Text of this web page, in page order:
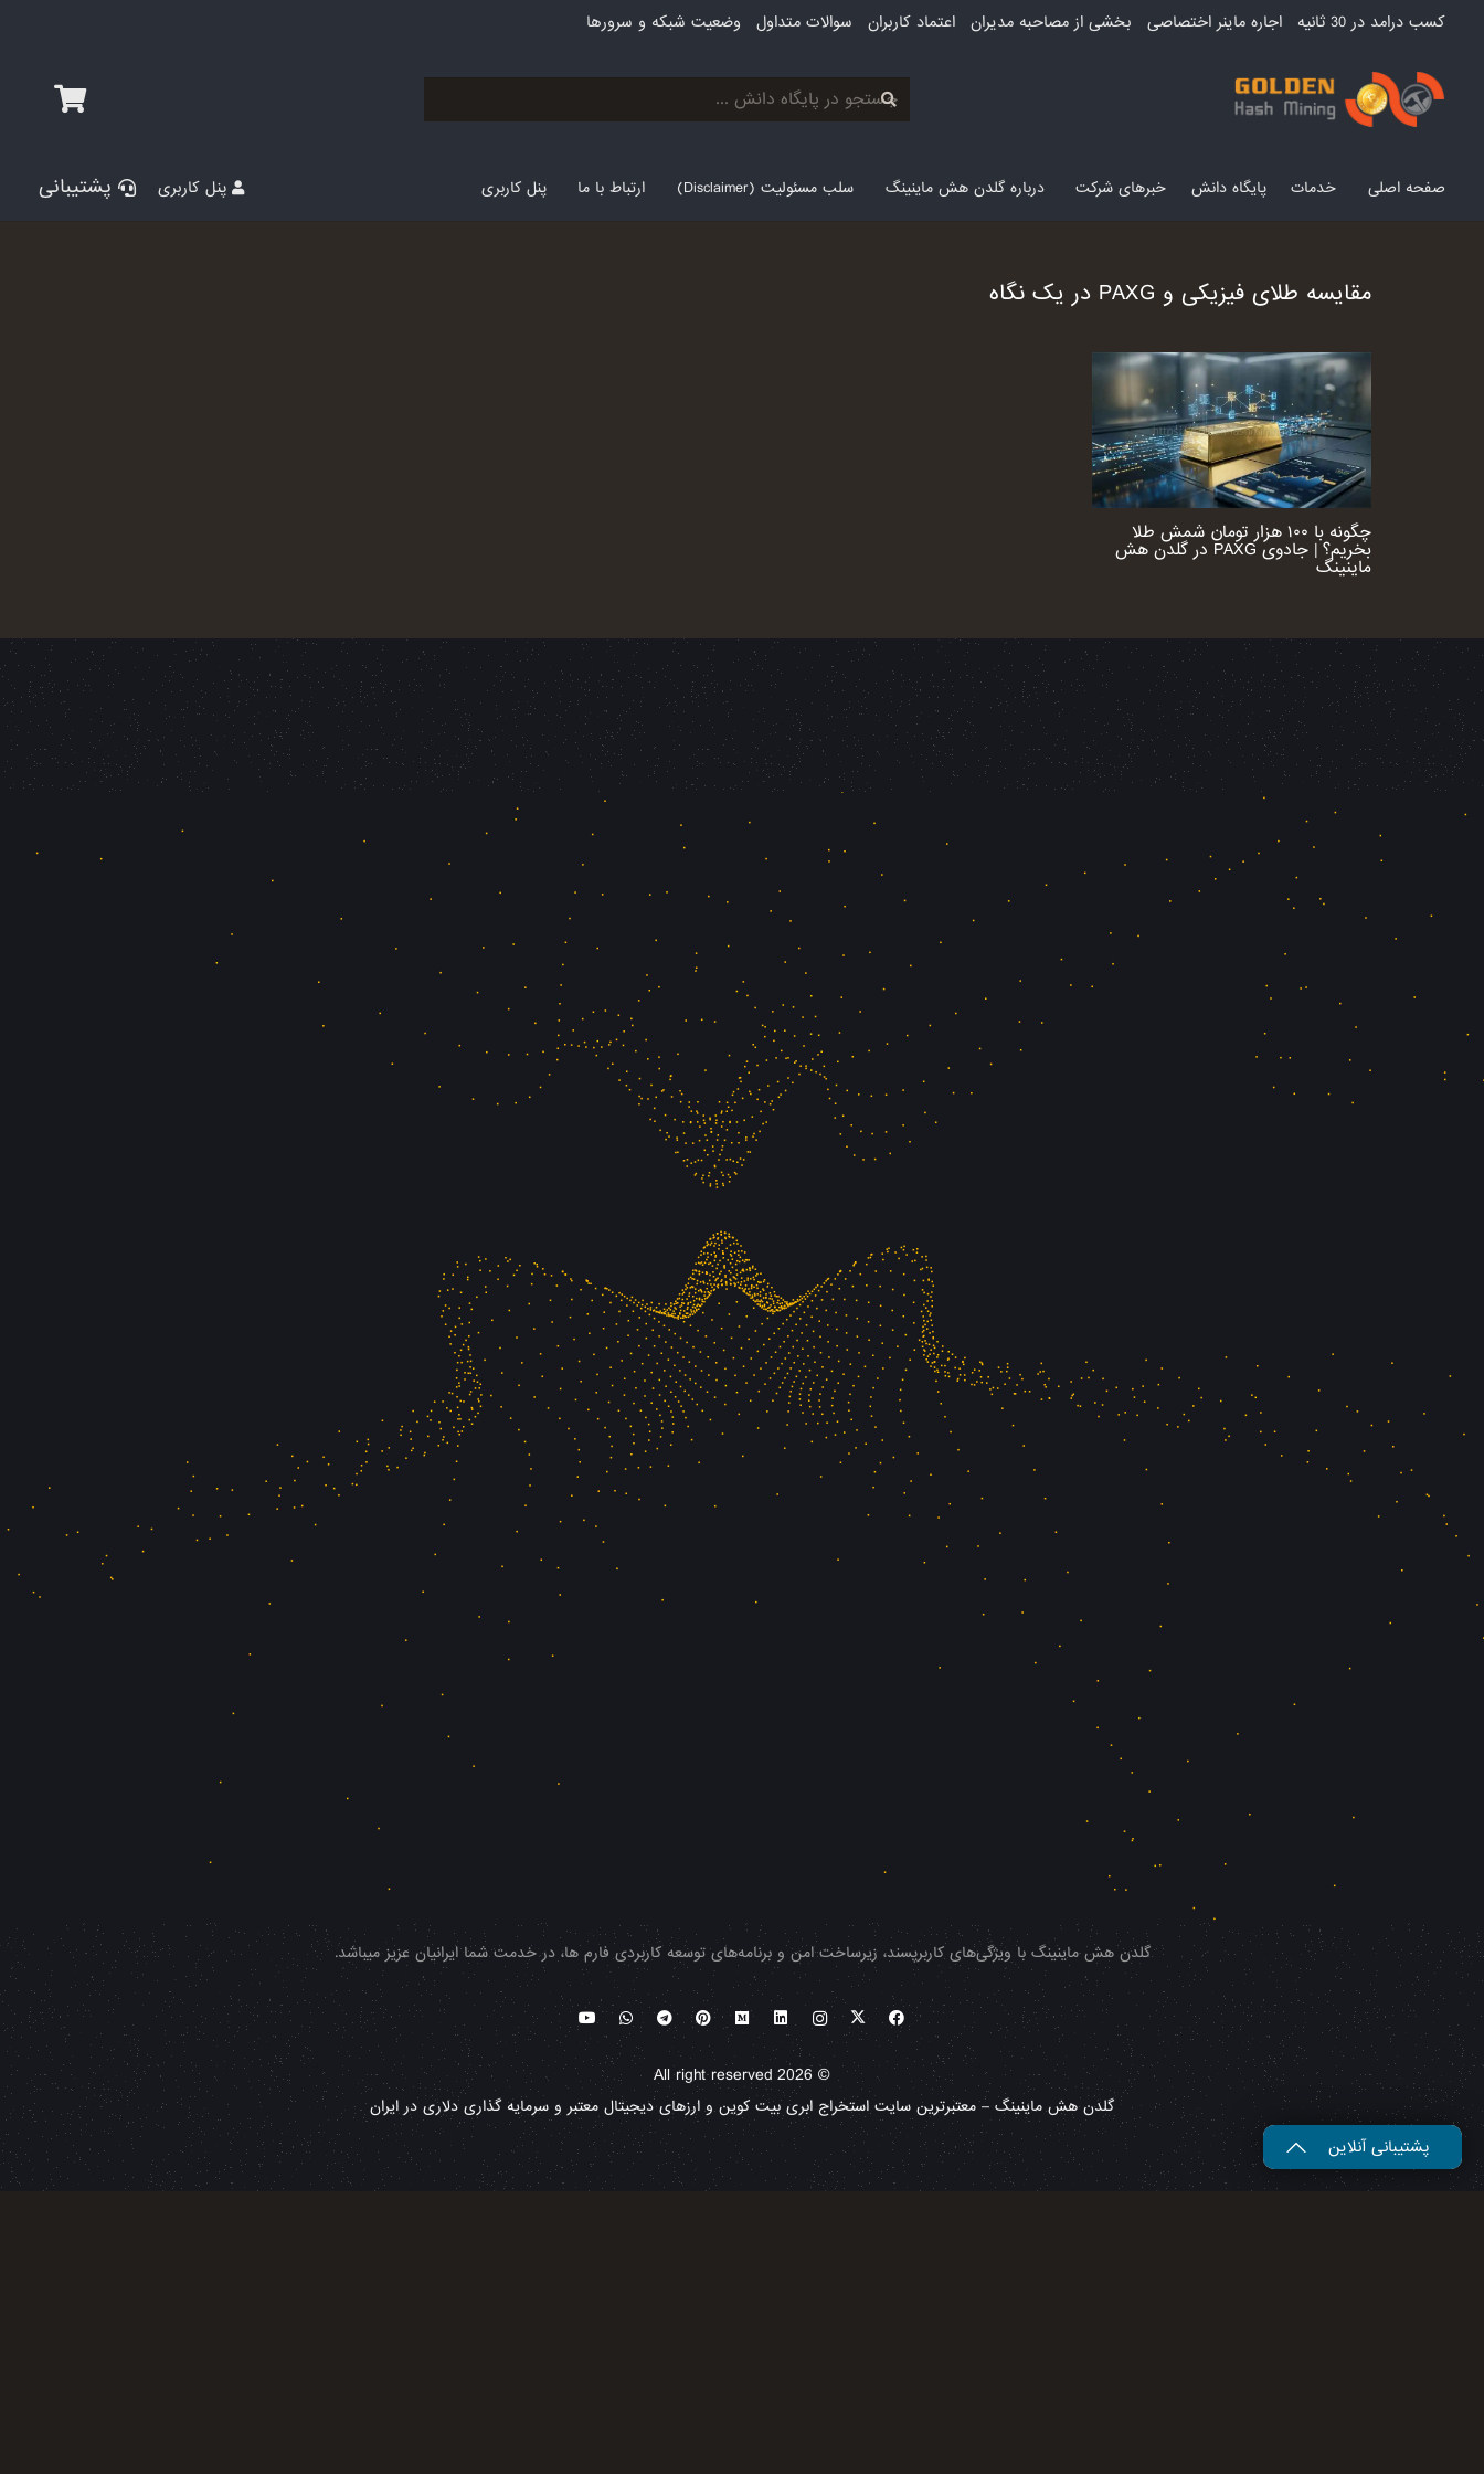
کسب درامد در 30 ثانیه اجاره ماینر اختصاصی بخشی از مصاحبه مدیران اعتماد کاربران سوالات متداول وضعیت شبکه و سرورها
صفحه اصلی خدمات پایگاه دانش خبرهای شرکت درباره گلدن هش ماینینگ سلب مسئولیت (Disclaimer) ارتباط با ما پنل کاربری پنل کاربری پشتیبانی
مقایسه طلای فیزیکی و PAXG در یک نگاه
چگونه با ۱۰۰ هزار تومان شمش طلا
بخریم؟ | جادوی PAXG در گلدن هش
ماینینگ
گلدن هش ماینینگ با ویژگی‌های کاربرپسند، زیرساخت امن و برنامه‌های توسعه کاربردی فارم ها، در خدمت شما ایرانیان عزیز میباشد.
© All right reserved 2026
گلدن هش ماینینگ – معتبرترین سایت استخراج ابری بیت کوین و ارزهای دیجیتال معتبر و سرمایه گذاری دلاری در ایران
پشتیبانی آنلاین